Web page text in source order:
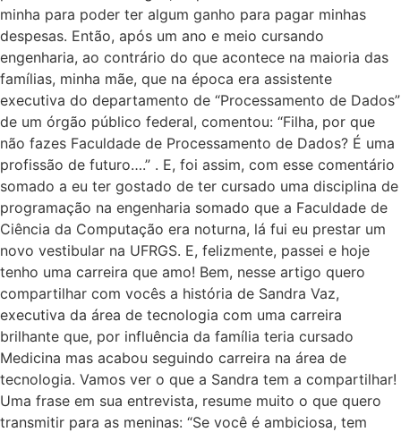
minha para poder ter algum ganho para pagar minhas
despesas. Então, após um ano e meio cursando
engenharia, ao contrário do que acontece na maioria das
famílias, minha mãe, que na época era assistente
executiva do departamento de “Processamento de Dados”
de um órgão público federal, comentou: “Filha, por que
não fazes Faculdade de Processamento de Dados? É uma
profissão de futuro….” . E, foi assim, com esse comentário
somado a eu ter gostado de ter cursado uma disciplina de
programação na engenharia somado que a Faculdade de
Ciência da Computação era noturna, lá fui eu prestar um
novo vestibular na UFRGS. E, felizmente, passei e hoje
tenho uma carreira que amo! Bem, nesse artigo quero
compartilhar com vocês a história de Sandra Vaz,
executiva da área de tecnologia com uma carreira
brilhante que, por influência da família teria cursado
Medicina mas acabou seguindo carreira na área de
tecnologia. Vamos ver o que a Sandra tem a compartilhar!
Uma frase em sua entrevista, resume muito o que quero
transmitir para as meninas: “Se você é ambiciosa, tem